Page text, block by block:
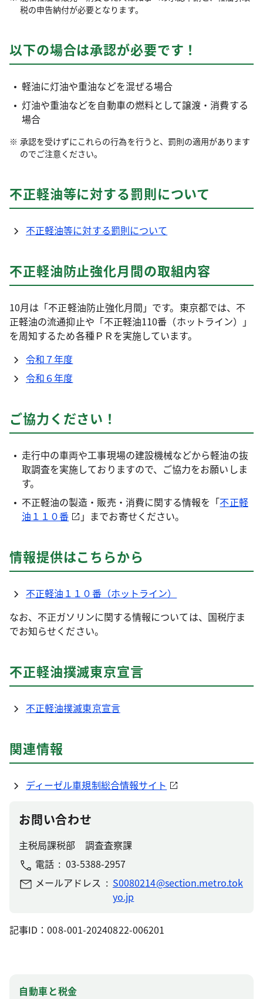
税の申告納付が必要となります。
以下の場合は承認が必要です！
軽油に灯油や重油などを混ぜる場合
灯油や重油などを自動車の燃料として譲渡・消費する
場合
承認を受けずにこれらの行為を行うと、罰則の適用があります
のでご注意ください。
不正軽油等に対する罰則について
不正軽油等に対する罰則について
不正軽油防止強化月間の取組内容
10月は「不正軽油防止強化月間」です。東京都では、不
正軽油の流通抑止や「不正軽油110番（ホットライン）」
を周知するため各種ＰＲを実施しています。
令和７年度
令和６年度
ご協力ください！
走行中の車両や工事現場の建設機械などから軽油の抜
取調査を実施しておりますので、ご協力をお願いしま
す。
不正軽油の製造・販売・消費に関する情報を「不正軽
油１１０番
」までお寄せください。
情報提供はこちらから
不正軽油１１０番（ホットライン）
なお、不正ガソリンに関する情報については、国税庁ま
でお知らせください。
不正軽油撲滅東京宣言
不正軽油撲滅東京宣言
関連情報
ディーゼル車規制総合情報サイト
お問い合わせ
主税局課税部 調査査察課
電話
03-5388-2957
メールアドレス
S0080214@section.metro.tok
yo.jp
記事ID：008-001-20240822-006201
自動車と税金